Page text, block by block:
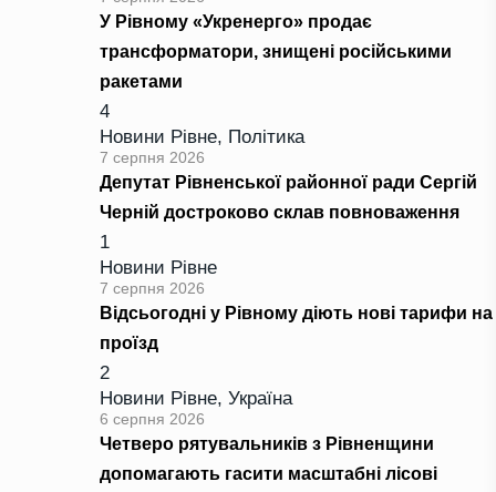
У Рівному «Укренерго» продає
трансформатори, знищені російськими
ракетами
4
Новини Рівне, Політика
7 серпня 2026
Депутат Рівненської районної ради Сергій
Черній достроково склав повноваження
1
Новини Рівне
7 серпня 2026
Відсьогодні у Рівному діють нові тарифи на
проїзд
2
Новини Рівне, Україна
6 серпня 2026
Четверо рятувальників з Рівненщини
допомагають гасити масштабні лісові